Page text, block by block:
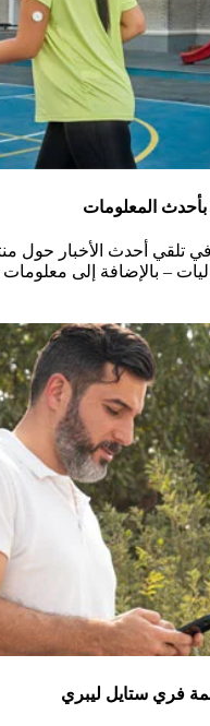
بأحدث المعلومات
تلقي أحدث الأخبار حول
– بالإضافة إلى
فري ستايل ليبري